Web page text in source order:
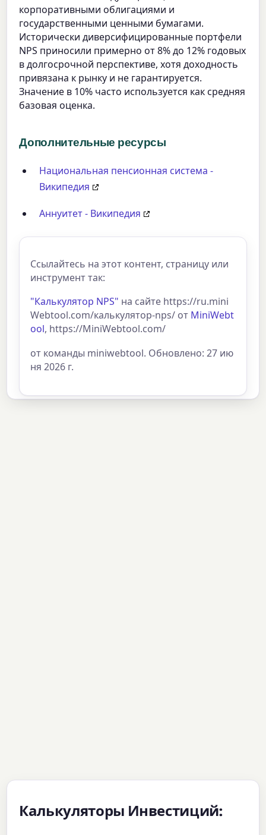
корпоративными облигациями и
государственными ценными бумагами.
Исторически диверсифицированные портфели
NPS приносили примерно от 8% до 12% годовых
в долгосрочной перспективе, хотя доходность
привязана к рынку и не гарантируется.
Значение в 10% часто используется как средняя
базовая оценка.
Дополнительные ресурсы
Национальная пенсионная система -
Википедия
Аннуитет - Википедия
Ссылайтесь на этот контент, страницу или
инструмент так:
"Калькулятор NPS" на сайте https://ru.mini
Webtool.com/калькулятор-nps/ от MiniWebt
ool, https://MiniWebtool.com/
от команды miniwebtool. Обновлено: 27 ию
ня 2026 г.
Калькуляторы Инвестиций: